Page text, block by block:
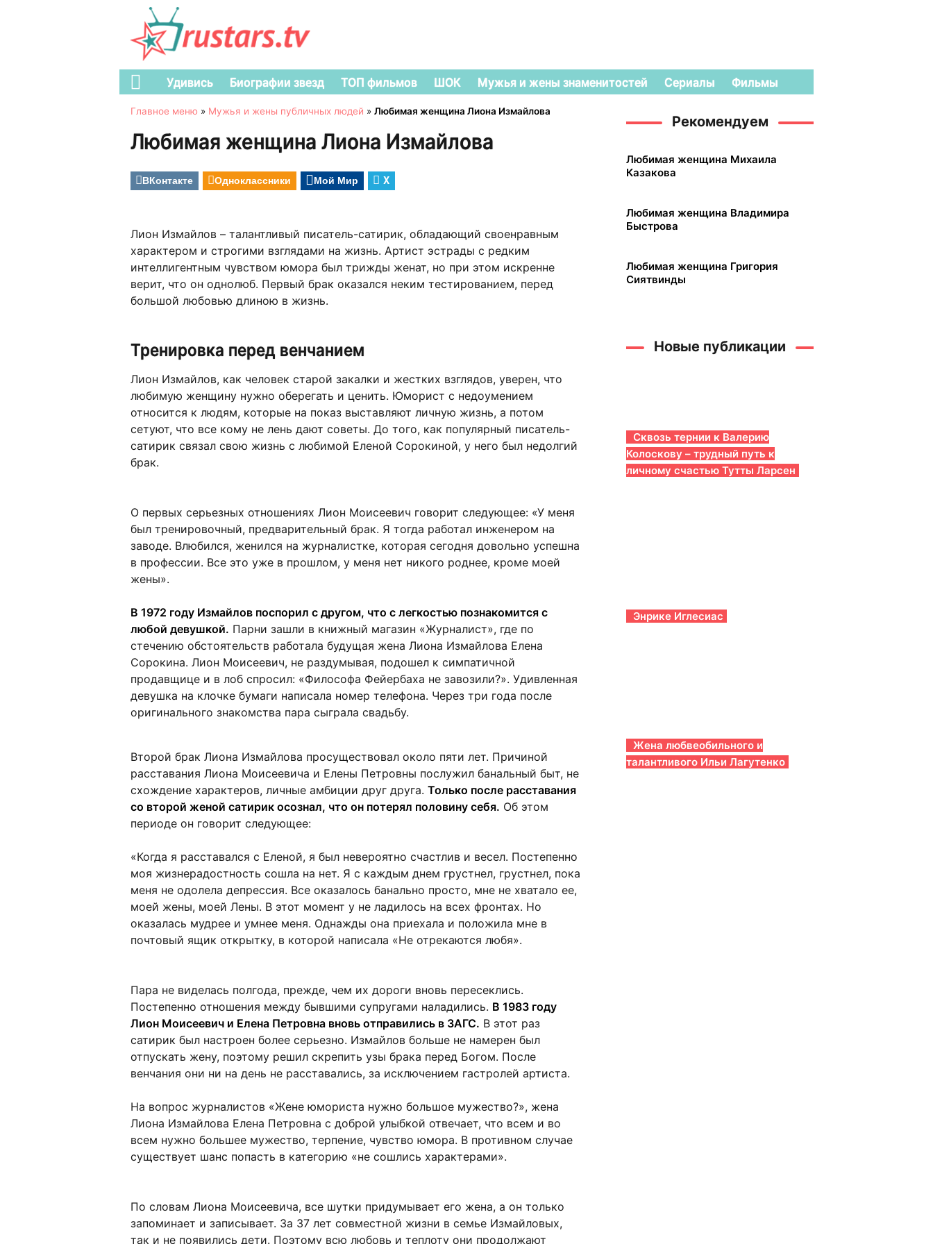
Удивись Биографии звезд ТОП фильмов ШОК Мужья и жены знаменитостей Сериалы Фильмы
Главное меню » Мужья и жены публичных людей » Любимая женщина Лиона Измайлова
Любимая женщина Лиона Измайлова
ВКонтакте Одноклассники Мой Мир X
Лион Измайлов – талантливый писатель-сатирик, обладающий своенравным
характером и строгими взглядами на жизнь. Артист эстрады с редким
интеллигентным чувством юмора был трижды женат, но при этом искренне
верит, что он однолюб. Первый брак оказался неким тестированием, перед
большой любовью длиною в жизнь.
Тренировка перед венчанием
Лион Измайлов, как человек старой закалки и жестких взглядов, уверен, что
любимую женщину нужно оберегать и ценить. Юморист с недоумением
относится к людям, которые на показ выставляют личную жизнь, а потом
сетуют, что все кому не лень дают советы. До того, как популярный писатель-
сатирик связал свою жизнь с любимой Еленой Сорокиной, у него был недолгий
брак.
О первых серьезных отношениях Лион Моисеевич говорит следующее: «У меня
был тренировочный, предварительный брак. Я тогда работал инженером на
заводе. Влюбился, женился на журналистке, которая сегодня довольно успешна
в профессии. Все это уже в прошлом, у меня нет никого роднее, кроме моей
жены».
В 1972 году Измайлов поспорил с другом, что с легкостью познакомится с
любой девушкой. Парни зашли в книжный магазин «Журналист», где по
стечению обстоятельств работала будущая жена Лиона Измайлова Елена
Сорокина. Лион Моисеевич, не раздумывая, подошел к симпатичной
продавщице и в лоб спросил: «Философа Фейербаха не завозили?». Удивленная
девушка на клочке бумаги написала номер телефона. Через три года после
оригинального знакомства пара сыграла свадьбу.
Второй брак Лиона Измайлова просуществовал около пяти лет. Причиной
расставания Лиона Моисеевича и Елены Петровны послужил банальный быт, не
схождение характеров, личные амбиции друг друга. Только после расставания
со второй женой сатирик осознал, что он потерял половину себя. Об этом
периоде он говорит следующее:
«Когда я расставался с Еленой, я был невероятно счастлив и весел. Постепенно
моя жизнерадостность сошла на нет. Я с каждым днем грустнел, грустнел, пока
меня не одолела депрессия. Все оказалось банально просто, мне не хватало ее,
моей жены, моей Лены. В этот момент у не ладилось на всех фронтах. Но
оказалась мудрее и умнее меня. Однажды она приехала и положила мне в
почтовый ящик открытку, в которой написала «Не отрекаются любя».
Пара не виделась полгода, прежде, чем их дороги вновь пересеклись.
Постепенно отношения между бывшими супругами наладились. В 1983 году
Лион Моисеевич и Елена Петровна вновь отправились в ЗАГС. В этот раз
сатирик был настроен более серьезно. Измайлов больше не намерен был
отпускать жену, поэтому решил скрепить узы брака перед Богом. После
венчания они ни на день не расставались, за исключением гастролей артиста.
На вопрос журналистов «Жене юмориста нужно большое мужество?», жена
Лиона Измайлова Елена Петровна с доброй улыбкой отвечает, что всем и во
всем нужно большее мужество, терпение, чувство юмора. В противном случае
существует шанс попасть в категорию «не сошлись характерами».
По словам Лиона Моисеевича, все шутки придумывает его жена, а он только
запоминает и записывает. За 37 лет совместной жизни в семье Измайловых,
так и не появились дети. Поэтому всю любовь и теплоту они продолжают
Рекомендуем
Любимая женщина Михаила
Казакова
Любимая женщина Владимира
Быстрова
Любимая женщина Григория
Сиятвинды
Новые публикации
Сквозь тернии к Валерию
Колоскову – трудный путь к
личному счастью Тутты Ларсен
Энрике Иглесиас
Жена любвеобильного и
талантливого Ильи Лагутенко